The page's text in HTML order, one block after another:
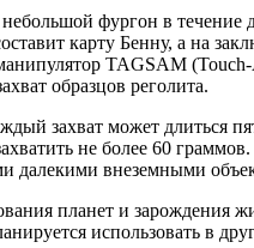
фургон в течение
карту Бенну, а на
TAGSAM
образцов реголита.
захват может длиться
не более 60
далекими внеземными
планет и зарождения
использовать в